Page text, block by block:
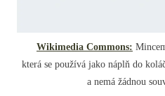
Wikimedia Commons:
která se používá jako náplň do
a nemá žádnou